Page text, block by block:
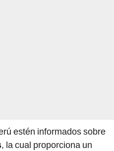
estén informados sobre
, la cual proporciona un